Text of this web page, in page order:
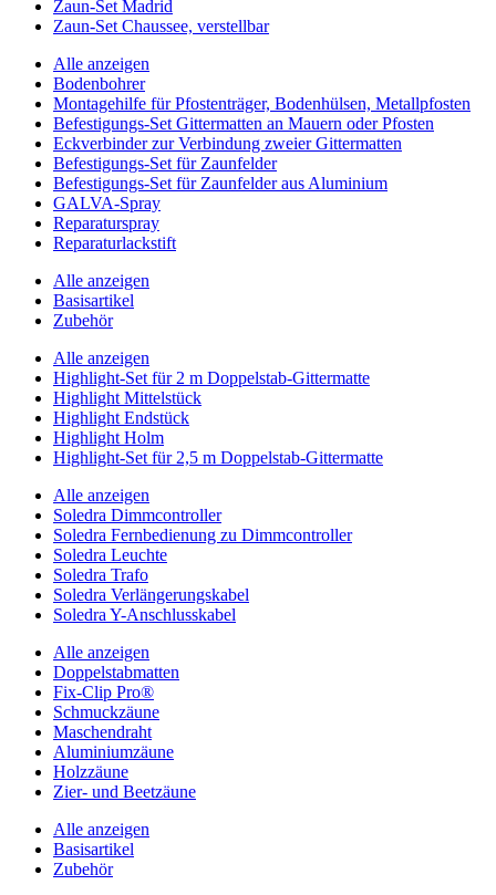
Zaun-Set Madrid
Zaun-Set Chaussee, verstellbar
Alle anzeigen
Bodenbohrer
Montagehilfe für Pfostenträger, Bodenhülsen, Metallpfosten
Befestigungs-Set Gittermatten an Mauern oder Pfosten
Eckverbinder zur Verbindung zweier Gittermatten
Befestigungs-Set für Zaunfelder
Befestigungs-Set für Zaunfelder aus Aluminium
GALVA-Spray
Reparaturspray
Reparaturlackstift
Alle anzeigen
Basisartikel
Zubehör
Alle anzeigen
Highlight-Set für 2 m Doppelstab-Gittermatte
Highlight Mittelstück
Highlight Endstück
Highlight Holm
Highlight-Set für 2,5 m Doppelstab-Gittermatte
Alle anzeigen
Soledra Dimmcontroller
Soledra Fernbedienung zu Dimmcontroller
Soledra Leuchte
Soledra Trafo
Soledra Verlängerungskabel
Soledra Y-Anschlusskabel
Alle anzeigen
Doppelstabmatten
Fix-Clip Pro®
Schmuckzäune
Maschendraht
Aluminiumzäune
Holzzäune
Zier- und Beetzäune
Alle anzeigen
Basisartikel
Zubehör